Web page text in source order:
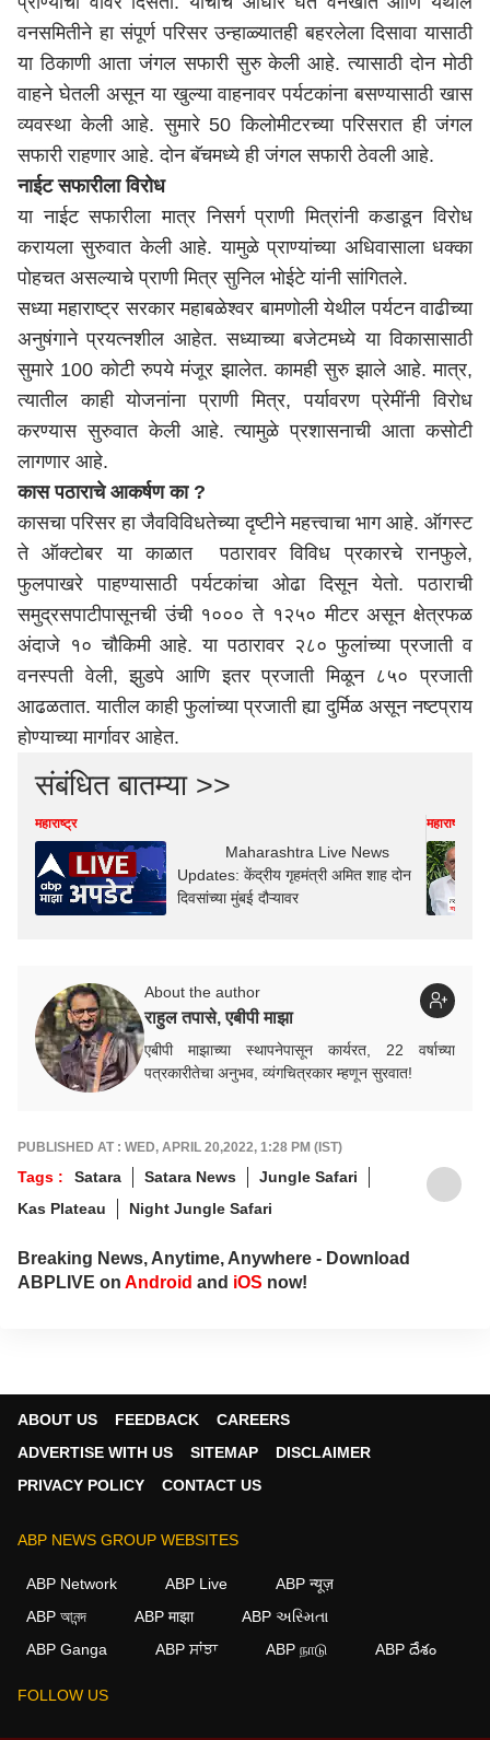
वनसमितीने हा संपूर्ण परिसर उन्हाळ्यातही बहरलेला दिसावा यासाठी
या ठिकाणी आता जंगल सफारी सुरु केली आहे. त्यासाठी दोन मोठी
वाहने घेतली असून या खुल्या वाहनावर पर्यटकांना बसण्यासाठी खास
व्यवस्था केली आहे. सुमारे 50 किलोमीटरच्या परिसरात ही जंगल
सफारी राहणार आहे. दोन बॅचमध्ये ही जंगल सफारी ठेवली आहे.
नाईट सफारीला विरोध
या नाईट सफारीला मात्र निसर्ग प्राणी मित्रांनी कडाडून विरोध
करायला सुरुवात केली आहे. यामुळे प्राण्यांच्या अधिवासाला धक्का
पोहचत असल्याचे प्राणी मित्र सुनिल भोईटे यांनी सांगितले.
सध्यामहाराष्ट्र सरकार महाबळेश्वर बामणोली येथील पर्यटन वाढीच्या
अनुषंगाने प्रयत्नशील आहेत. सध्याच्या बजेटमध्ये या विकासासाठी
सुमारे 100 कोटी रुपये मंजूर झालेत. कामही सुरु झाले आहे. मात्र,
त्यातील काही योजनांना प्राणी मित्र, पर्यावरण प्रेमींनी विरोध
करण्यास सुरुवात केली आहे. त्यामुळे प्रशासनाची आता कसोटी
लागणार आहे.
कास पठाराचे आकर्षण का ?
कासचा परिसर हा जैवविविधतेच्या दृष्टीने महत्त्वाचा भाग आहे. ऑगस्ट
ते ऑक्टोबर या काळात पठारावर विविध प्रकारचे रानफुले,
फुलपाखरे पाहण्यासाठी पर्यटकांचा ओढा दिसून येतो. पठाराची
समुद्रसपाटीपासूनची उंची १००० ते १२५० मीटर असून क्षेत्रफळ
अंदाजे १० चौकिमी आहे. या पठारावर २८० फुलांच्या प्रजाती व
वनस्पती वेली, झुडपे आणि इतर प्रजाती मिळून ८५० प्रजाती
आढळतात. यातील काही फुलांच्या प्रजाती ह्या दुर्मिळ असून नष्टप्राय
होण्याच्या मार्गावर आहेत.
संबंधित बातम्या >>
महाराष्ट्र
Maharashtra Live News
Updates: केंद्रीय गृहमंत्री अमित शाह दोन
दिवसांच्या मुंबई दौऱ्यावर
महाराष्ट्र
About the author
राहुल तपासे, एबीपी माझा
एबीपी माझाच्या स्थापनेपासून कार्यरत, 22 वर्षाच्या
पत्रकारीतेचा अनुभव, व्यंगचित्रकार म्हणून सुरवात!
PUBLISHED AT : WED, APRIL 20,2022, 1:28 PM (IST)
Tags : Satara Satara News
Jungle Safari
Kas Plateau
Night Jungle Safari
Breaking News, Anytime, Anywhere - Download
ABPLIVE on Android and iOS now!
ABOUT US FEEDBACK
CAREERS
ADVERTISE WITH US
SITEMAP
DISCLAIMER
PRIVACY POLICY
CONTACT US
ABP NEWS GROUP WEBSITES
ABP Network ABP Live
ABP न्यूज़
ABP আনন্দ
ABP माझा
ABP અસ્મિતા
ABP Ganga
ABP ਸਾਂਝਾ ABP நாடு ABP దేశం
FOLLOW US